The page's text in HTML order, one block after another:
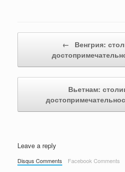
Post navigation
←
Венгрия:
Вьетнам:
Leave a reply
Disqus Comments Facebook Comments